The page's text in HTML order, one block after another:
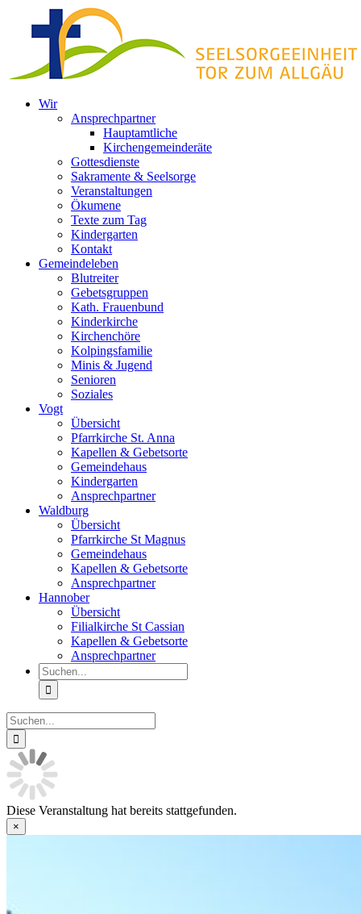
Inhalt
springen
Wir
Ansprechpartner
Hauptamtliche
Kirchengemeinderäte
Gottesdienste
Sakramente & Seelsorge
Veranstaltungen
Ökumene
Texte zum Tag
Kindergarten
Kontakt
Gemeindeleben
Blutreiter
Gebetsgruppen
Kath. Frauenbund
Kinderkirche
Kirchenchöre
Kolpingsfamilie
Minis & Jugend
Senioren
Soziales
Vogt
Übersicht
Pfarrkirche St. Anna
Kapellen & Gebetsorte
Gemeindehaus
Kindergarten
Ansprechpartner
Waldburg
Übersicht
Pfarrkirche St Magnus
Gemeindehaus
Kapellen & Gebetsorte
Ansprechpartner
Hannober
Übersicht
Filialkirche St Cassian
Kapellen & Gebetsorte
Ansprechpartner
Suche
nach:
Suche
nach:
Diese Veranstaltung hat bereits stattgefunden.
×